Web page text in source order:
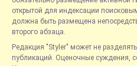
открытой для индексации
должна быть размещена
второго абзаца.
Редакция "Styler" может не
публикаций. Оценочные суждения,